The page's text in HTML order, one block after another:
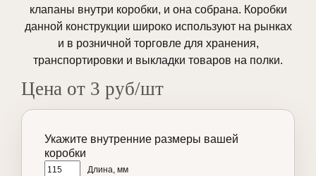
клапаны внутри коробки, и она собрана. Коробки
данной конструкции широко используют на рынках
и в розничной торговле для хранения,
транспортировки и выкладки товаров на полки.
Цена от 3 руб/шт
Укажите внутренние размеры вашей
коробки
Длина, мм